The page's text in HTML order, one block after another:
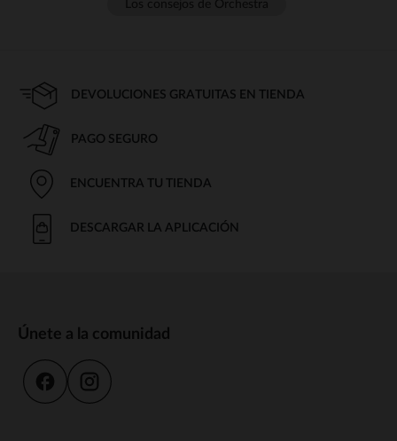
DEVOLUCIONES GRATUITAS EN TIENDA
PAGO SEGURO
ENCUENTRA TU TIENDA
DESCARGAR LA APLICACIÓN
Únete a la comunidad